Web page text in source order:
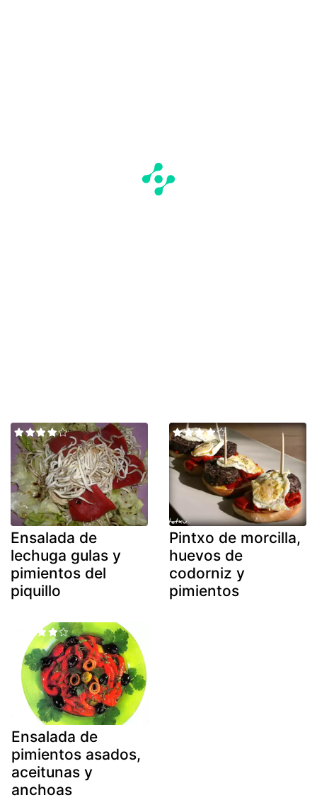
Ensalada de
lechuga gulas y
pimientos del
piquillo
Pintxo de morcilla,
huevos de
codorniz y
pimientos
Ensalada de
pimientos asados,
aceitunas y
anchoas